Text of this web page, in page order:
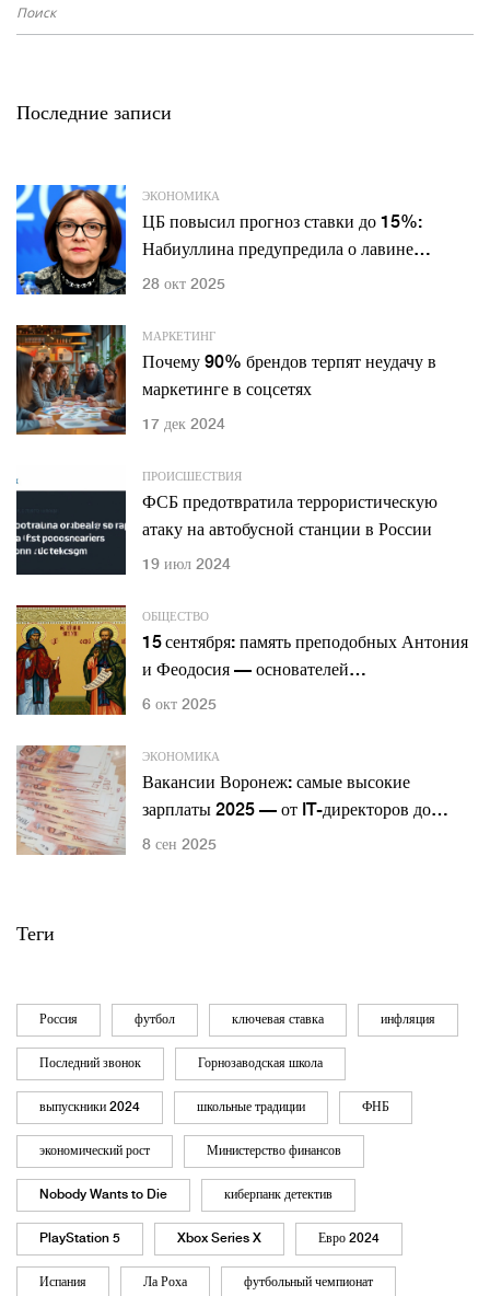
Последние записи
ЭКОНОМИКА
ЦБ повысил прогноз ставки до 15%:
Набиуллина предупредила о лавине
инфляции при резком смягчении
28 окт 2025
МАРКЕТИНГ
Почему 90% брендов терпят неудачу в
маркетинге в соцсетях
17 дек 2024
ПРОИСШЕСТВИЯ
ФСБ предотвратила террористическую
атаку на автобусной станции в России
19 июл 2024
ОБЩЕСТВО
15 сентября: память преподобных Антония
и Феодосия — основателей
Киево‑Печерской лавры
6 окт 2025
ЭКОНОМИКА
Вакансии Воронеж: самые высокие
зарплаты 2025 — от IT-директоров до
косметологов
8 сен 2025
Теги
Россия футбол ключевая ставка инфляция
Последний звонок Горнозаводская школа
выпускники 2024 школьные традиции ФНБ
экономический рост Министерство финансов
Nobody Wants to Die киберпанк детектив
PlayStation 5 Xbox Series X Евро 2024
Испания Ла Роха футбольный чемпионат